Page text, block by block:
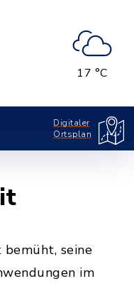
17 °C
Digitaler
Ortsplan
bemüht, seine
im